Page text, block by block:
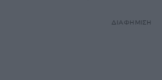
ΔΙΑΦΗΜΙΣΗ